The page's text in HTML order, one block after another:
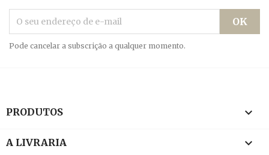
Pode cancelar a subscrição a qualquer momento.
PRODUTOS 
A LIVRARIA 